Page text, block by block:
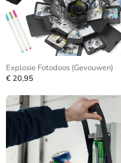
Explosie Fotodoos (Gevouwen)
€ 20,95